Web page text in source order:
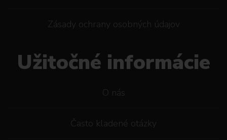
Zásady ochrany osobných údajov
Užitočné informácie
O nás
Často kladené otázky